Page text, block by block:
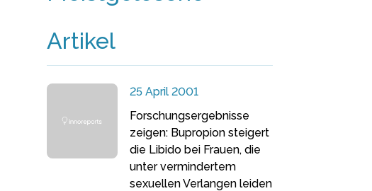
Artikel
25 April 2001
Forschungsergebnisse
zeigen: Bupropion steigert
die Libido bei Frauen, die
unter vermindertem
sexuellen Verlangen leiden